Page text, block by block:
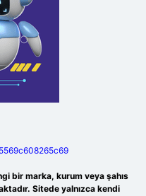
bir marka, kurum veya şahıs
Sitede yalnızca kendi